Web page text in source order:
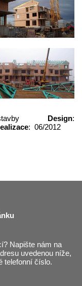
stavby Design:
: 06/2012
Napište nám na
uvedenou níže,
telefonní číslo.